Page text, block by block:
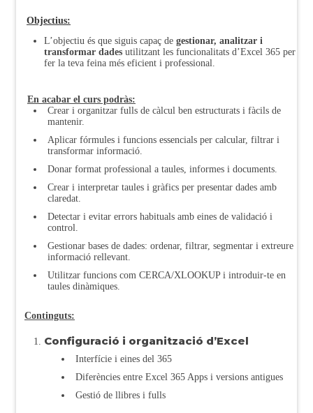
Objectius:
L’objectiu és que siguis capaç de gestionar, analitzar i
transformar dades utilitzant les funcionalitats d’Excel 365 per
fer la teva feina més eficient i professional.
En acabar el curs podràs:
Crear i organitzar fulls de càlcul ben estructurats i fàcils de
mantenir.
Aplicar fórmules i funcions essencials per calcular, filtrar i
transformar informació.
Donar format professional a taules, informes i documents.
Crear i interpretar taules i gràfics per presentar dades amb
claredat.
Detectar i evitar errors habituals amb eines de validació i
control.
Gestionar bases de dades: ordenar, filtrar, segmentar i extreure
informació rellevant.
Utilitzar funcions com CERCA/XLOOKUP i introduir-te en
taules dinàmiques.
Continguts:
Configuració i organització d’Excel
Interfície i eines del 365
Diferències entre Excel 365 Apps i versions antigues
Gestió de llibres i fulls